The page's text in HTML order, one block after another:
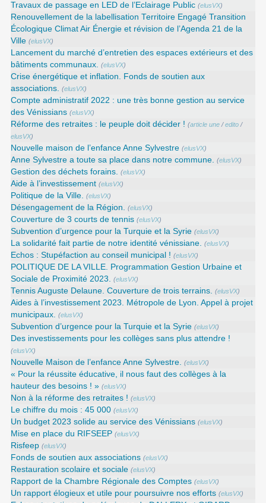
Travaux de passage en LED de l’Eclairage Public (elusVX)
Renouvellement de la labellisation Territoire Engagé Transition
Écologique Climat Air Énergie et révision de l’Agenda 21 de la
Ville (elusVX)
Lancement du marché d’entretien des espaces extérieurs et des
bâtiments communaux. (elusVX)
Crise énergétique et inflation. Fonds de soutien aux
associations. (elusVX)
Compte administratif 2022 : une très bonne gestion au service
des Vénissians (elusVX)
Réforme des retraites : le peuple doit décider ! (article une /edito /
elusVX)
Nouvelle maison de l’enfance Anne Sylvestre (elusVX)
Anne Sylvestre a toute sa place dans notre commune. (elusVX)
Gestion des déchets forains. (elusVX)
Aide à l’investissement (elusVX)
Politique de la Ville. (elusVX)
Désengagement de la Région. (elusVX)
Couverture de 3 courts de tennis (elusVX)
Subvention d’urgence pour la Turquie et la Syrie (elusVX)
La solidarité fait partie de notre identité vénissiane. (elusVX)
Echos : Stupéfaction au conseil municipal ! (elusVX)
POLITIQUE DE LA VILLE. Programmation Gestion Urbaine et
Sociale de Proximité 2023. (elusVX)
Tennis Auguste Delaune. Couverture de trois terrains. (elusVX)
Aides à l’investissement 2023. Métropole de Lyon. Appel à projet
municipaux. (elusVX)
Subvention d’urgence pour la Turquie et la Syrie (elusVX)
Des investissements pour les collèges sans plus attendre !
(elusVX)
Nouvelle Maison de l’enfance Anne Sylvestre. (elusVX)
« Pour la réussite éducative, il nous faut des collèges à la
hauteur des besoins ! » (elusVX)
Non à la réforme des retraites ! (elusVX)
Le chiffre du mois : 45 000 (elusVX)
Un budget 2023 solide au service des Vénissians (elusVX)
Mise en place du RIFSEEP (elusVX)
Risfeep (elusVX)
Fonds de soutien aux associations (elusVX)
Restauration scolaire et sociale (elusVX)
Rapport de la Chambre Régionale des Comptes (elusVX)
Un rapport élogieux et utile pour poursuivre nos efforts (elusVX)